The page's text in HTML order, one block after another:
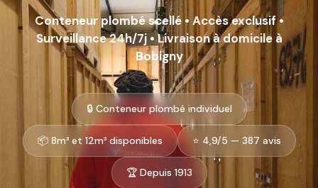
Conteneur plombé scellé • Accès exclusif •
Surveillance 24h/7j • Livraison à domicile à
Bobigny
🔒 Conteneur plombé individuel
📦 8m³ et 12m³ disponibles ⭐ 4,9/5 — 387 avis
🏆 Depuis 1913